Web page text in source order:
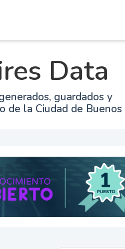
Data
guardados y
de la Ciudad de Buenos